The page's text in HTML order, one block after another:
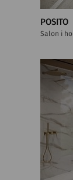
POSITO
Salon i hol